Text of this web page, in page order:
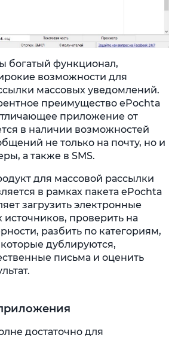
богатый функционал,
возможности для
массовых уведомлений.
преимущество ePochta
приложение от
в наличии возможностей
не только на почту, но и
а также в SMS.
для массовой рассылки
в рамках пакета ePochta
загрузить электронные
источников, проверить на
разбить по категориям,
которые дублируются,
письма и оценить
достаточно для